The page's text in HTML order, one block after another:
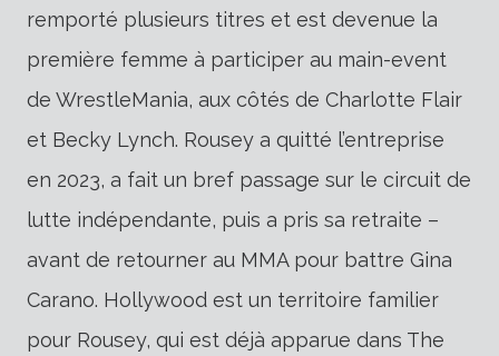
remporté plusieurs titres et est devenue la
première femme à participer au main-event
de WrestleMania, aux côtés de Charlotte Flair
et Becky Lynch. Rousey a quitté l’entreprise
en 2023, a fait un bref passage sur le circuit de
lutte indépendante, puis a pris sa retraite –
avant de retourner au MMA pour battre Gina
Carano. Hollywood est un territoire familier
pour Rousey, qui est déjà apparue dans The